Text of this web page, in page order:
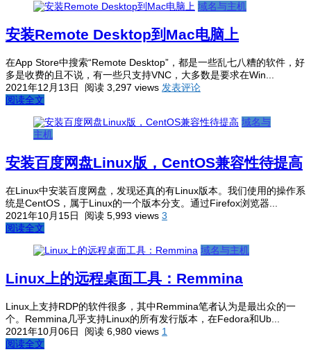
域名与主机
安装Remote Desktop到Mac电脑上
在App Store中搜索“Remote Desktop”，都是一些乱七八糟的软件，好
多是收费的且不说，有一些只支持VNC，大多数是要求在Win...
2021年12月13日
阅读 3,297 views 发表评论
阅读全文
域名与
主机
安装百度网盘Linux版，CentOS兼容性待提高
在Linux中安装百度网盘，发现还真的有Linux版本。我们使用的操作系
统是CentOS，属于Linux的一个版本分支。通过Firefox浏览器...
2021年10月15日
阅读 5,993 views 3
阅读全文
域名与主机
Linux上的远程桌面工具：Remmina
Linux上支持RDP的软件很多，其中Remmina笔者认为是最出众的一
个。Remmina几乎支持Linux的所有发行版本，在Fedora和Ub...
2021年10月06日
阅读 6,980 views 1
阅读全文